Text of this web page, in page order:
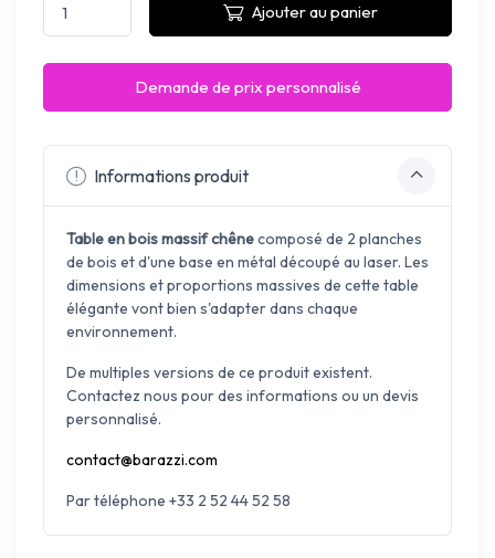
Ajouter au panier
Demande de prix personnalisé
Informations produit
Table en bois massif chênecomposé de 2 planches
de bois et d'une base en métal découpé au laser. Les
dimensions et proportions massives de cette table
élégante vont bien s'adapter dans chaque
environnement.
De multiples versions de ce produit existent.
Contactez nous pour des informations ou un devis
personnalisé.
contact@barazzi.com
Par téléphone +33 2 52 44 52 58